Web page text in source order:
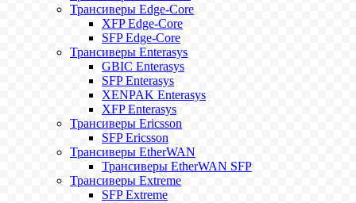
Трансиверы Edge-Core
XFP Edge-Core
SFP Edge-Core
Трансиверы Enterasys
GBIC Enterasys
SFP Enterasys
XENPAK Enterasys
XFP Enterasys
Трансиверы Ericsson
SFP Ericsson
Трансиверы EtherWAN
Трансиверы EtherWAN SFP
Трансиверы Extreme
SFP Extreme